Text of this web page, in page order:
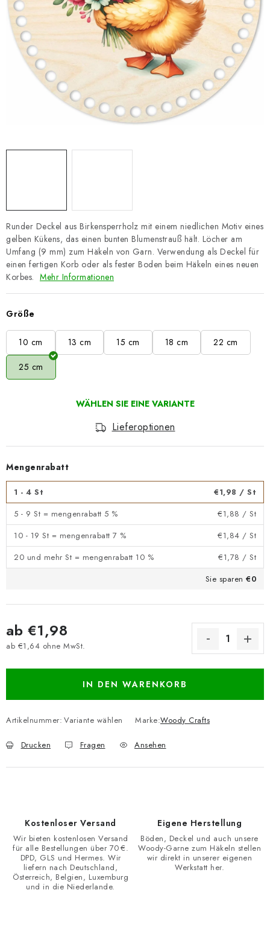
Datenschutzerklärung
Impressum
Runder Deckel aus Birkensperrholz mit einem niedlichen Motiv eines
gelben Kükens, das einen bunten Blumenstrauß hält. Löcher am
Umfang (9 mm) zum Häkeln von Garn. Verwendung als Deckel für
einen fertigen Korb oder als fester Boden beim Häkeln eines neuen
Korbes. Mehr Informationen
Größe
10 cm 13 cm 15 cm 18 cm 22 cm
25 cm
Lieferoptionen
Mengenrabatt
1 - 4 St €1,98 / St
5 - 9 St = mengenrabatt 5 %
€1,88 / St
10 - 19 St = mengenrabatt 7 %
€1,84 / St
20 und mehr St = mengenrabatt 10 %
€1,78 / St
Sie sparen €0
ab €1,98
ab €1,64 ohne MwSt.
IN DEN WARENKORB
Artikelnummer: Variante wählen Marke:Woody Crafts
Drucken Fragen Ansehen
Kostenloser Versand
Wir bieten kostenlosen Versand
für alle Bestellungen über 70 €.
DPD, GLS und Hermes. Wir
liefern nach Deutschland,
Österreich, Belgien, Luxemburg
und in die Niederlande.
Eigene Herstellung
Böden, Deckel und auch unsere
Woody-Garne zum Häkeln stellen
wir direkt in unserer eigenen
Werkstatt her.